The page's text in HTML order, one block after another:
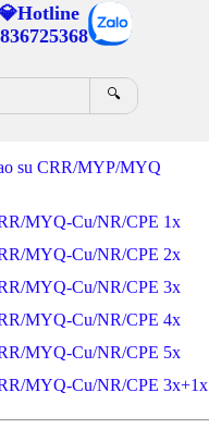
🔍
su CRR/MYP/MYQ
MYQ-Cu/NR/CPE 1x
MYQ-Cu/NR/CPE 2x
MYQ-Cu/NR/CPE 3x
MYQ-Cu/NR/CPE 4x
MYQ-Cu/NR/CPE 5x
MYQ-Cu/NR/CPE 3x+1x